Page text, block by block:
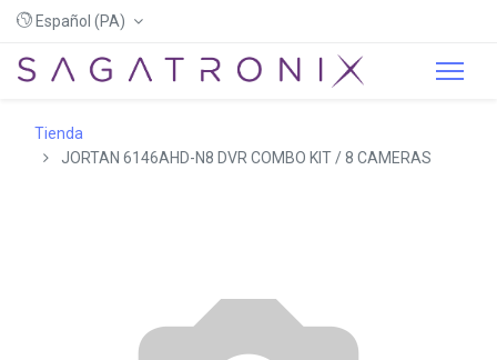
Español (PA)
Tienda
JORTAN 6146AHD-N8 DVR COMBO KIT / 8 CAMERAS